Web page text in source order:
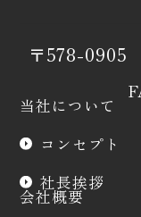
〒578-0905
当社について
コンセプト
社長挨拶
会社概要